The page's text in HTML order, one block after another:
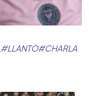
#LLANTO#CHARLA